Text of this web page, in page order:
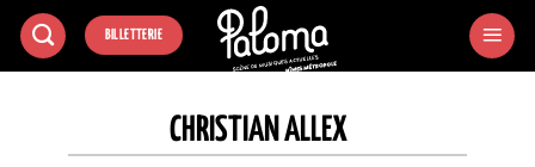
Passer
BILLETTERIE
CHRISTIAN ALLEX